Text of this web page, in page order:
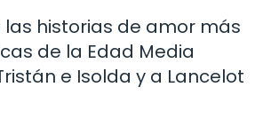
las historias de amor más
de la Edad Media
e Isolda y a Lancelot